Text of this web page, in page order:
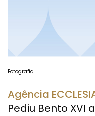
Fotografia
Agência
Pediu Bento XVI